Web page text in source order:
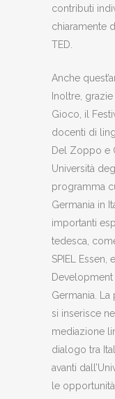
contributi
chiaramente
TED.
Anche
Inoltre,
Gioco, il
docenti di
Del Zoppo e
Università
programma
Germania in
importanti
tedesca,
SPIEL Essen, e
Germania.
si inserisce
mediazione
dialogo tra
avanti
le